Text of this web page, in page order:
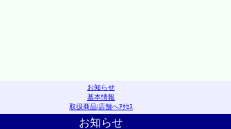
お知らせ
基本情報
取扱商品|店舗へｱｸｾｽ
お知らせ